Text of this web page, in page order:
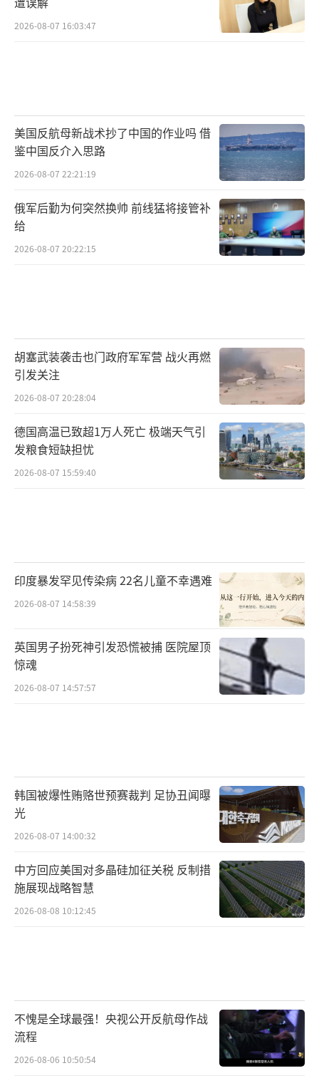
2026-08-07 16:03:47
美国反航母新战术抄了中国的作业吗 借
鉴中国反介入思路
2026-08-07 22:21:19
俄军后勤为何突然换帅 前线猛将接管补
给
2026-08-07 20:22:15
胡塞武装袭击也门政府军军营 战火再燃
引发关注
2026-08-07 20:28:04
德国高温已致超1万人死亡 极端天气引
发粮食短缺担忧
2026-08-07 15:59:40
印度暴发罕见传染病 22名儿童不幸遇难
2026-08-07 14:58:39
英国男子扮死神引发恐慌被捕 医院屋顶
惊魂
2026-08-07 14:57:57
韩国被爆性贿赂世预赛裁判 足协丑闻曝
光
2026-08-07 14:00:32
中方回应美国对多晶硅加征关税 反制措
施展现战略智慧
2026-08-08 10:12:45
不愧是全球最强！央视公开反航母作战
流程
2026-08-06 10:50:54